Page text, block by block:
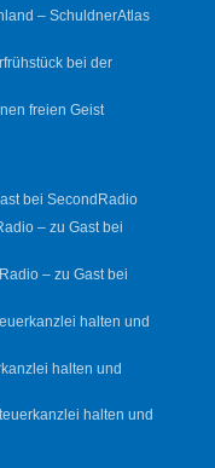
– SchuldnerAtlas
bei der
freien Geist
bei SecondRadio
– zu Gast bei
– zu Gast bei
halten und
halten und
halten und